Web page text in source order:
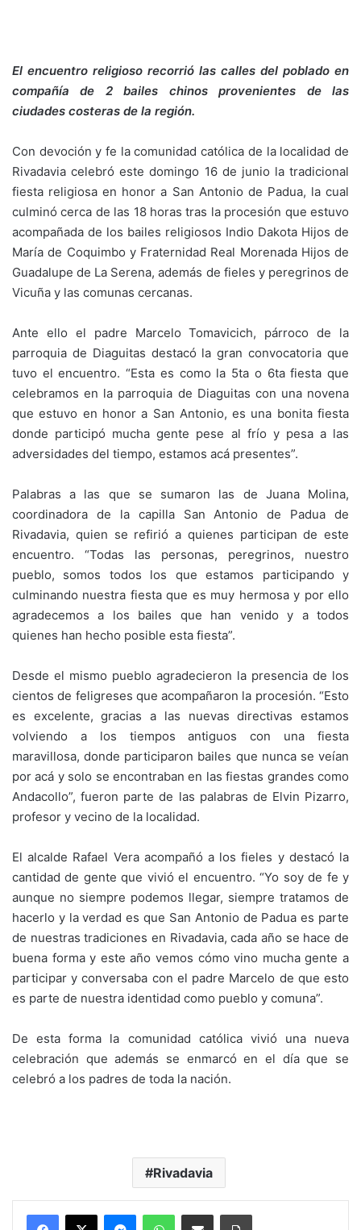
El encuentro religioso recorrió las calles del poblado en
compañía de 2 bailes chinos provenientes de las
ciudades costeras de la región.
Con devoción y fe la comunidad católica de la localidad de
Rivadavia celebró este domingo 16 de junio la tradicional
fiesta religiosa en honor a San Antonio de Padua, la cual
culminó cerca de las 18 horas tras la procesión que estuvo
acompañada de los bailes religiosos Indio Dakota Hijos de
María de Coquimbo y Fraternidad Real Morenada Hijos de
Guadalupe de La Serena, además de fieles y peregrinos de
Vicuña y las comunas cercanas.
Ante ello el padre Marcelo Tomavicich, párroco de la
parroquia de Diaguitas destacó la gran convocatoria que
tuvo el encuentro. “Esta es como la 5ta o 6ta fiesta que
celebramos en la parroquia de Diaguitas con una novena
que estuvo en honor a San Antonio, es una bonita fiesta
donde participó mucha gente pese al frío y pesa a las
adversidades del tiempo, estamos acá presentes”.
Palabras a las que se sumaron las de Juana Molina,
coordinadora de la capilla San Antonio de Padua de
Rivadavia, quien se refirió a quienes participan de este
encuentro. “Todas las personas, peregrinos, nuestro
pueblo, somos todos los que estamos participando y
culminando nuestra fiesta que es muy hermosa y por ello
agradecemos a los bailes que han venido y a todos
quienes han hecho posible esta fiesta”.
Desde el mismo pueblo agradecieron la presencia de los
cientos de feligreses que acompañaron la procesión. “Esto
es excelente, gracias a las nuevas directivas estamos
volviendo a los tiempos antiguos con una fiesta
maravillosa, donde participaron bailes que nunca se veían
por acá y solo se encontraban en las fiestas grandes como
Andacollo”, fueron parte de las palabras de Elvin Pizarro,
profesor y vecino de la localidad.
El alcalde Rafael Vera acompañó a los fieles y destacó la
cantidad de gente que vivió el encuentro. “Yo soy de fe y
aunque no siempre podemos llegar, siempre tratamos de
hacerlo y la verdad es que San Antonio de Padua es parte
de nuestras tradiciones en Rivadavia, cada año se hace de
buena forma y este año vemos cómo vino mucha gente a
participar y conversaba con el padre Marcelo de que esto
es parte de nuestra identidad como pueblo y comuna”.
De esta forma la comunidad católica vivió una nueva
celebración que además se enmarcó en el día que se
celebró a los padres de toda la nación.
Rivadavia